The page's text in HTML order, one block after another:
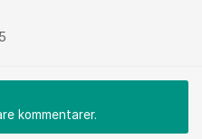
kommentarer.